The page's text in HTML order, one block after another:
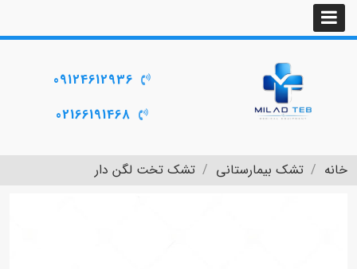
09124612936
02166191468
خانه تشک بیمارستانی تشک تخت لگن دار